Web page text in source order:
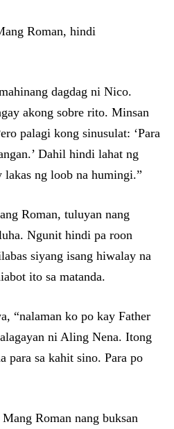
Roman, hindi
dagdag ni Nico.
akong sobre rito. Minsan
palagi kong sinusulat: ‘Para
Dahil hindi lahat ng
lakas ng loob na humingi.”
Roman, tuluyan nang
Ngunit hindi pa roon
siyang isang hiwalay na
ito sa matanda.
“nalaman ko po kay Father
ni Aling Nena. Itong
sa kahit sino. Para po
Roman nang buksan